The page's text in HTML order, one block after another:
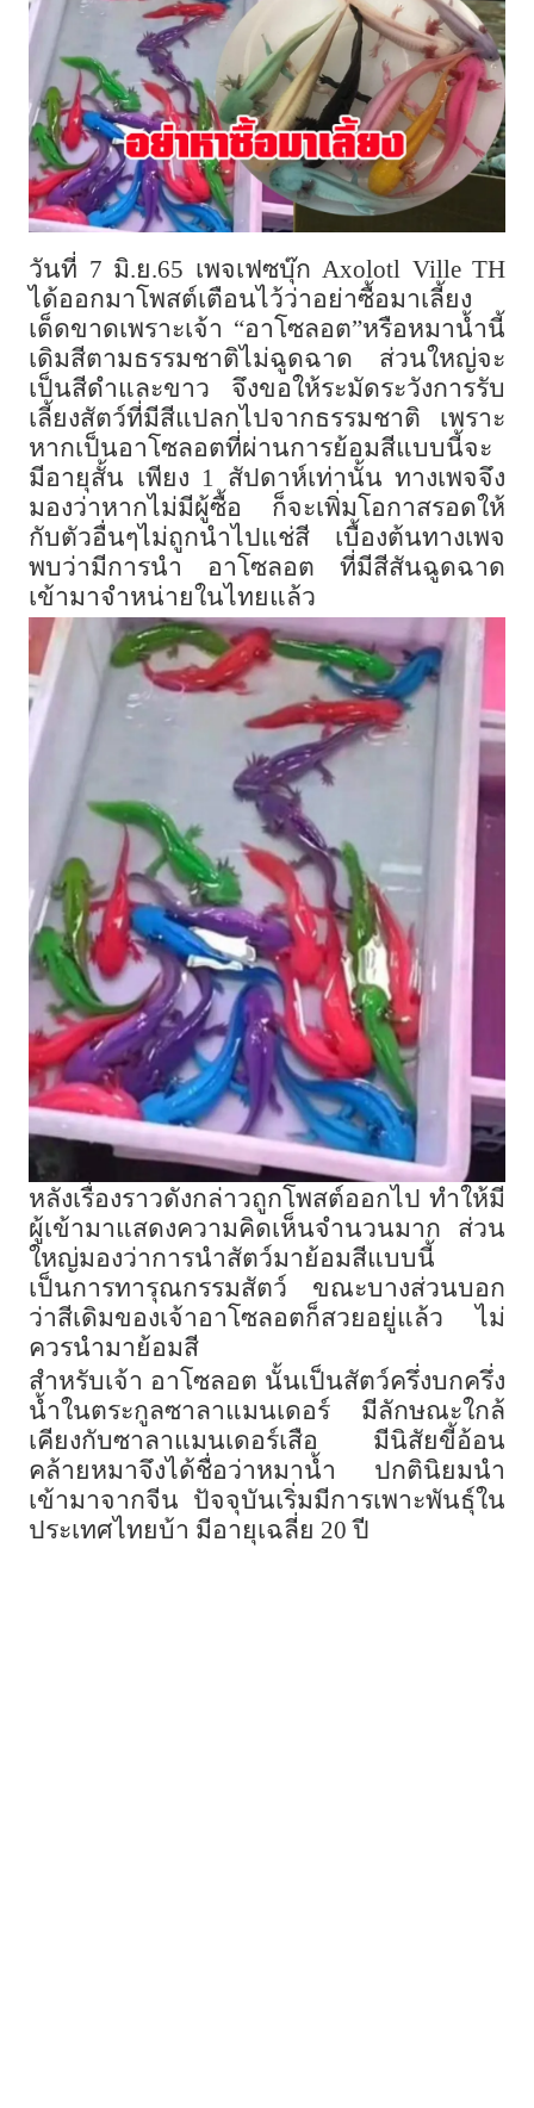
วันที่ 7 มิ.ย.65 เพจเฟซบุ๊ก Axolotl Ville TH
ได้ออกมาโพสต์เตือนไว้ว่าอย่าซื้อมาเลี้ยง
เด็ดขาดเพราะเจ้า “อาโซลอต”หรือหมาน้ำนี้
เดิมสีตามธรรมชาติไม่ฉูดฉาด ส่วนใหญ่จะ
เป็นสีดำและขาว จึงขอให้ระมัดระวังการรับ
เลี้ยงสัตว์ที่มีสีแปลกไปจากธรรมชาติ เพราะ
หากเป็นอาโซลอตที่ผ่านการย้อมสีแบบนี้จะ
มีอายุสั้น เพียง 1 สัปดาห์เท่านั้น ทางเพจจึง
มองว่าหากไม่มีผู้ซื้อ ก็จะเพิ่มโอกาสรอดให้
กับตัวอื่นๆไม่ถูกนำไปแช่สี เบื้องต้นทางเพจ
พบว่ามีการนำ อาโซลอต ที่มีสีสันฉูดฉาด
เข้ามาจำหน่ายในไทยแล้ว
หลังเรื่องราวดังกล่าวถูกโพสต์ออกไป ทำให้มี
ผู้เข้ามาแสดงความคิดเห็นจำนวนมาก ส่วน
ใหญ่มองว่าการนำสัตว์มาย้อมสีแบบนี้
เป็นการทารุณกรรมสัตว์ ขณะบางส่วนบอก
ว่าสีเดิมของเจ้าอาโซลอตก็สวยอยู่แล้ว ไม่
ควรนำมาย้อมสี
สำหรับเจ้า อาโซลอต นั้นเป็นสัตว์ครึ่งบกครึ่ง
น้ำในตระกูลซาลาแมนเดอร์ มีลักษณะใกล้
เคียงกับซาลาแมนเดอร์เสือ มีนิสัยขี้อ้อน
คล้ายหมาจึงได้ชื่อว่าหมาน้ำ ปกตินิยมนำ
เข้ามาจากจีน ปัจจุบันเริ่มมีการเพาะพันธุ์ใน
ประเทศไทยบ้า มีอายุเฉลี่ย 20 ปี